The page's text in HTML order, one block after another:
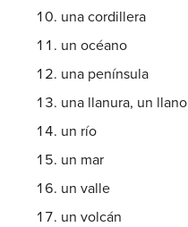
una cordillera
un océano
una península
una llanura, un llano
un río
un mar
un valle
un volcán